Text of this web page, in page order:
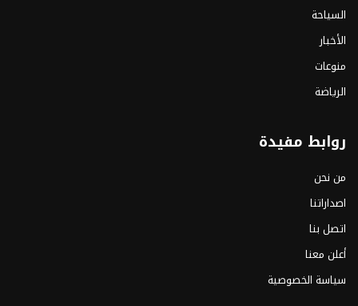
السياحة
الأخبار
منوعات
الرياضة
روابط مفيدة
من نحن
اصداراتنا
اتصل بنا
أعلن معنا
سياسة الخصوصية